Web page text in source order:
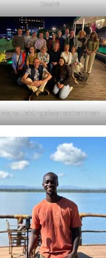
Desiré
Meine Lieblingsösterreicherinnen